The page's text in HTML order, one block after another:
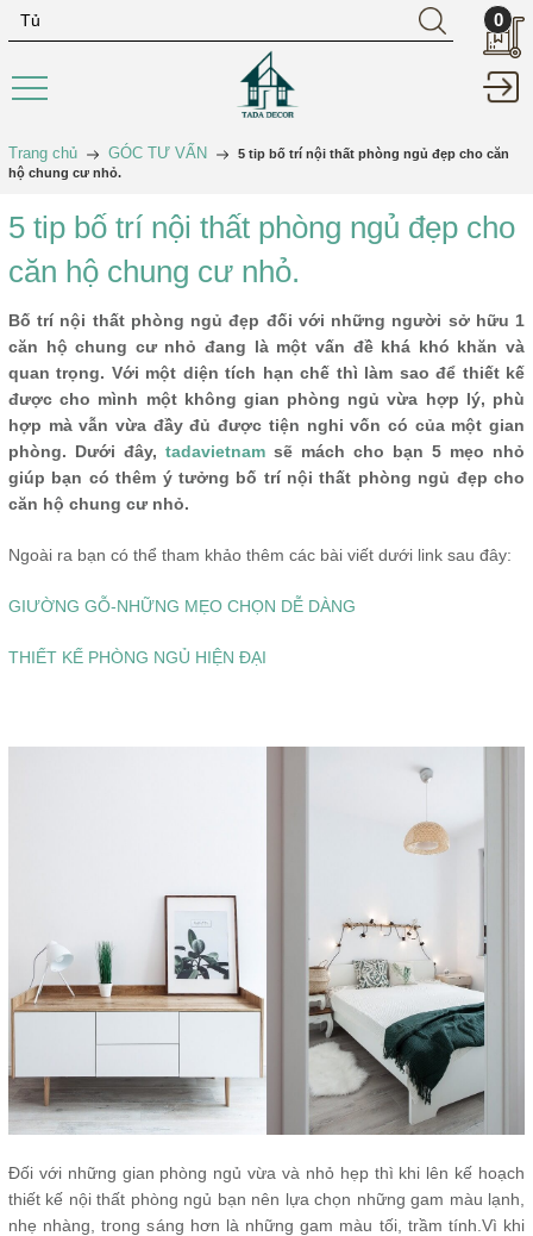
0
Trang chủ GÓC TƯ VẤN
5 tip bố trí nội thất phòng ngủ đẹp cho căn
hộ chung cư nhỏ.
5 tip bố trí nội thất phòng ngủ đẹp cho
căn hộ chung cư nhỏ.
Bố trí nội thất phòng ngủ đẹp đối với những người sở hữu 1
căn hộ chung cư nhỏ đang là một vấn đề khá khó khăn và
quan trọng. Với một diện tích hạn chế thì làm sao để thiết kế
được cho mình một không gian phòng ngủ vừa hợp lý, phù
hợp mà vẫn vừa đầy đủ được tiện nghi vốn có của một gian
phòng. Dưới đây, tadavietnam sẽ mách cho bạn 5 mẹo nhỏ
giúp bạn có thêm ý tưởng bố trí nội thất phòng ngủ đẹp cho
căn hộ chung cư nhỏ.
Ngoài ra bạn có thể tham khảo thêm các bài viết dưới link sau đây:
GIƯỜNG GỖ-NHỮNG MẸO CHỌN DỄ DÀNG
THIẾT KẾ PHÒNG NGỦ HIỆN ĐẠI
Đối với những gian phòng ngủ vừa và nhỏ hẹp thì khi lên kế hoạch
thiết kế nội thất phòng ngủ bạn nên lựa chọn những gam màu lạnh,
nhẹ nhàng, trong sáng hơn là những gam màu tối, trầm tính.Vì khi